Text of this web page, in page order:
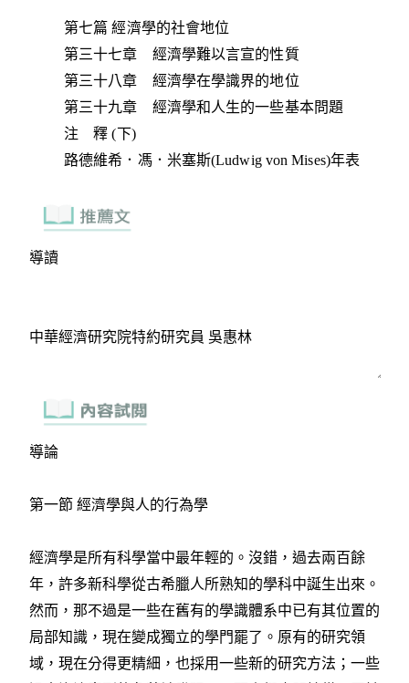
第七篇 經濟學的社會地位
第三十七章 經濟學難以言宣的性質
第三十八章 經濟學在學識界的地位
第三十九章 經濟學和人生的一些基本問題
注 釋 (下)
路德維希．馮．米塞斯(Ludwig von Mises)年表